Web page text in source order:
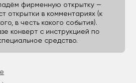
фирменную открытку —
открытки в комментариях (к
в честь какого события).
конверт с инструкцией по
средство.